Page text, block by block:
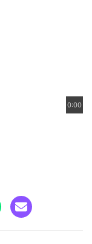
0:00